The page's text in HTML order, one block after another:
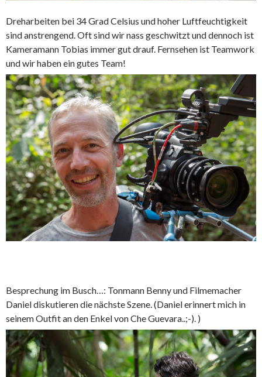
Dreharbeiten bei 34 Grad Celsius und hoher Luftfeuchtigkeit
sind anstrengend. Oft sind wir nass geschwitzt und dennoch ist
Kameramann Tobias immer gut drauf. Fernsehen ist Teamwork
und wir haben ein gutes Team!
Besprechung im Busch…: Tonmann Benny und Filmemacher
Daniel diskutieren die nächste Szene. (Daniel erinnert mich in
seinem Outfit an den Enkel von Che Guevara..;-). )